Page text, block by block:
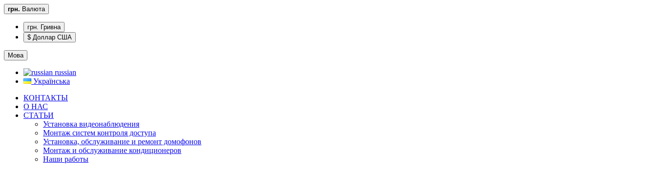
грн. Валюта
грн. Гривна
$ Доллар США
Мова
russian
Українська
КОНТАКТЫ
О НАС
CТАТЬИ
Установка видеонаблюдения
Монтаж систем контроля доступа
Установка, обслуживание и ремонт домофонов
Монтаж и обслуживание кондиционеров
Наши работы